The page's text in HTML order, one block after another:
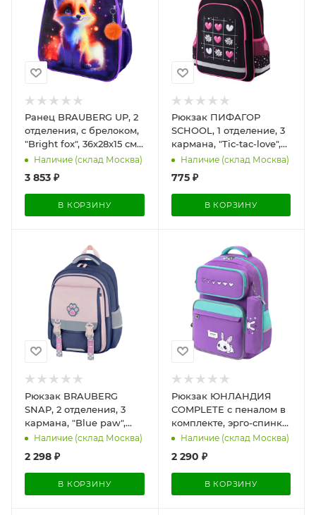
Ранец BRAUBERG UP, 2
отделения, с брелоком,
"Bright fox", 36х28х15 см,
274665
Наличие (склад Москва)
3 853 ₽
В КОРЗИНУ
Рюкзак ПИФАГОР
SCHOOL, 1 отделение, 3
кармана, "Tic-tac-love",
38x28х14 см, 274438
Наличие (склад Москва)
775₽
В КОРЗИНУ
Рюкзак BRAUBERG
SNAP, 2 отделения, 3
кармана, "Blue paw",
39х28х16 см, 274436
Наличие (склад Москва)
2 298 ₽
В КОРЗИНУ
Рюкзак ЮНЛАНДИЯ
COMPLETE с пеналом в
комплекте, эрго-спинка,
"Lazy rabbit", 42х29х14
Наличие (склад Москва)
2 290 ₽
В КОРЗИНУ